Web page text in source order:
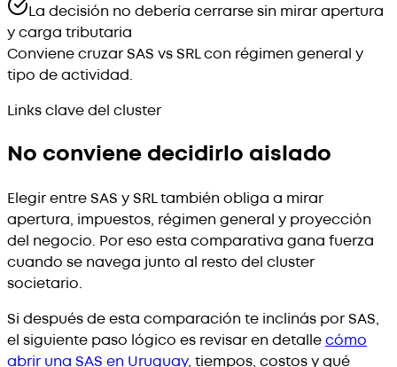
La decisión no debería cerrarse sin mirar apertura
y carga tributaria
Conviene cruzar SAS vs SRL con régimen general y
tipo de actividad.
Links clave del cluster
No conviene decidirlo aislado
Elegir entre SAS y SRL también obliga a mirar
apertura, impuestos, régimen general y proyección
del negocio. Por eso esta comparativa gana fuerza
cuando se navega junto al resto del cluster
societario.
Si después de esta comparación te inclinás por SAS,
el siguiente paso lógico es revisar en detallecómo
abrir una SAS en Uruguay, tiempos, costos y qué